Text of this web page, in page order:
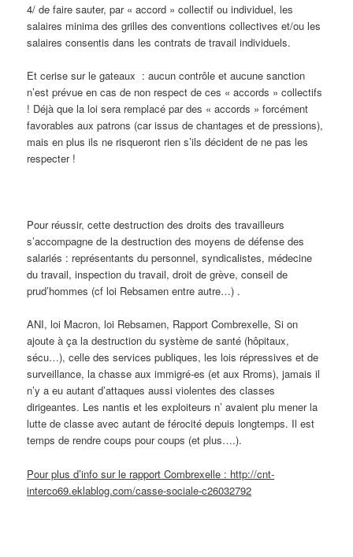
4/ de faire sauter, par « accord » collectif ou individuel, les
salaires minima des grilles des conventions collectives et/ou les
salaires consentis dans les contrats de travail individuels.
Et cerise sur le gateaux : aucun contrôle et aucune sanction
n’est prévue en cas de non respect de ces « accords » collectifs
! Déjà que la loi sera remplacé par des « accords » forcément
favorables aux patrons (car issus de chantages et de pressions),
mais en plus ils ne risqueront rien s’ils décident de ne pas les
respecter !
Pour réussir, cette destruction des droits des travailleurs
s’accompagne de la destruction des moyens de défense des
salariés : représentants du personnel, syndicalistes, médecine
du travail, inspection du travail, droit de grève, conseil de
prud’hommes (cf loi Rebsamen entre autre…) .
ANI, loi Macron, loi Rebsamen, Rapport Combrexelle, Si on
ajoute à ça la destruction du système de santé (hôpitaux,
sécu…), celle des services publiques, les lois répressives et de
surveillance, la chasse aux immigré-es (et aux Rroms), jamais il
n’y a eu autant d’attaques aussi violentes des classes
dirigeantes. Les nantis et les exploiteurs n’ avaient plu mener la
lutte de classe avec autant de férocité depuis longtemps. Il est
temps de rendre coups pour coups (et plus….).
Pour plus d’info sur le rapport Combrexelle : http://cnt-
interco69.eklablog.com/casse-sociale-c26032792